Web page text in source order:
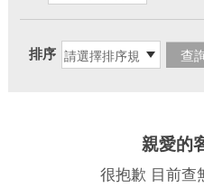
排序
親愛的
很抱歉 目前查